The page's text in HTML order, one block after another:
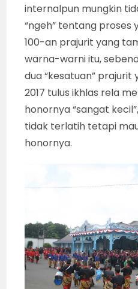
internalpun mungkin
“ngeh” tentang proses
100-an prajurit yang
warna-warni itu,
dua “kesatuan” prajurit
2017 tulus ikhlas rela
honornya “sangat
tidak terlatih tetapi
honornya.